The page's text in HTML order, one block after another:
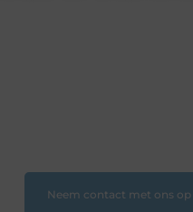
Neem contact met ons op